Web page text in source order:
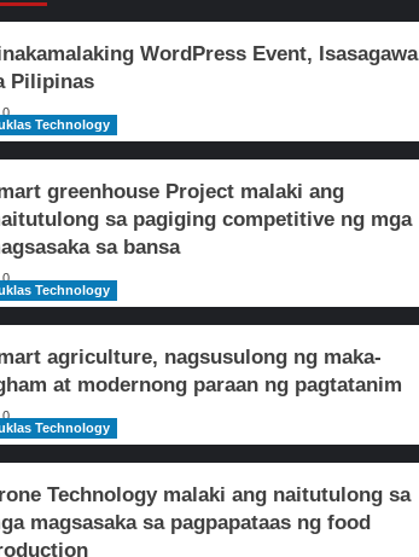
WordPress Event, Isasagawa
Pilipinas
0
Technology
greenhouse Project malaki ang
sa pagiging competitive ng mga
sa bansa
0
Technology
agriculture, nagsusulong ng maka-
at modernong paraan ng pagtatanim
0
Technology
Technology malaki ang naitutulong sa
magsasaka sa pagpapataas ng food